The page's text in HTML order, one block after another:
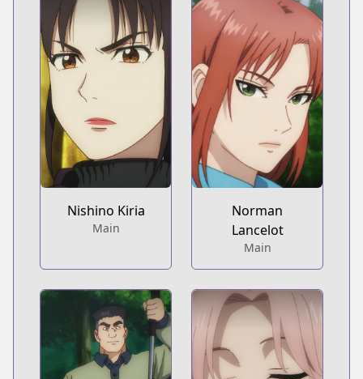
Nishino Kiria
Main
Norman
Lancelot
Main